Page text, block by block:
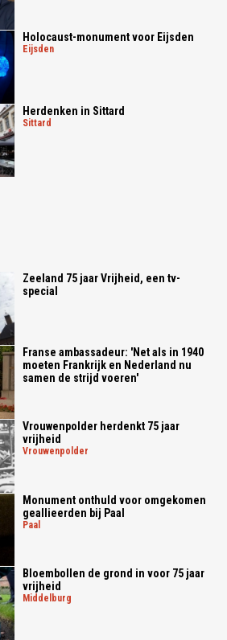
Holocaust-monument voor Eijsden
eijsden
Herdenken in Sittard
sittard
Zeeland 75 jaar Vrijheid, een tv-
special
Franse ambassadeur: 'Net als in 1940
moeten Frankrijk en Nederland nu
samen de strijd voeren'
Vrouwenpolder herdenkt 75 jaar
vrijheid
vrouwenpolder
Monument onthuld voor omgekomen
geallieerden bij Paal
paal
Bloembollen de grond in voor 75 jaar
vrijheid
middelburg